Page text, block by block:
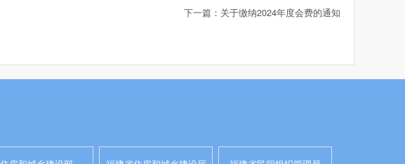
下一篇：关于缴纳2024年度会费的通知